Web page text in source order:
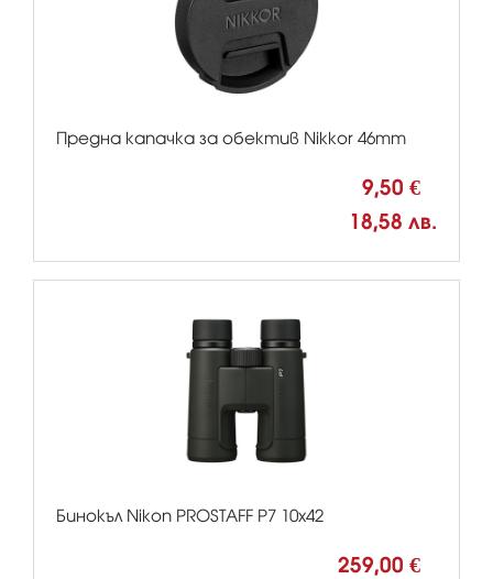
Предна капачка за обектив Nikkor 46mm
9,50 €
18,58 лв.
Бинокъл Nikon PROSTAFF P7 10x42
259,00 €